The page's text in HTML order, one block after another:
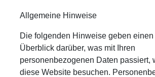
Allgemeine Hinweise
Die folgenden Hinweise geben
Überblick darüber, was mit Ihren
personenbezogenen Daten passiert,
diese Website besuchen.